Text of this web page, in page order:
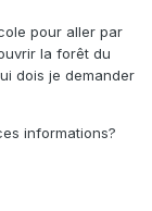
pour aller par
la forêt du
dois je demander
informations?